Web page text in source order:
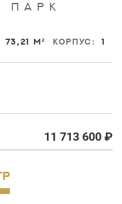
ПАРК
73,21 м² Корпус 1
11 713 600 ₽